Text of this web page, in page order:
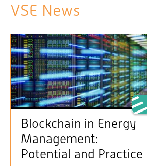
VSE News
Blockchain in Energy
Management:
Potential and Practice